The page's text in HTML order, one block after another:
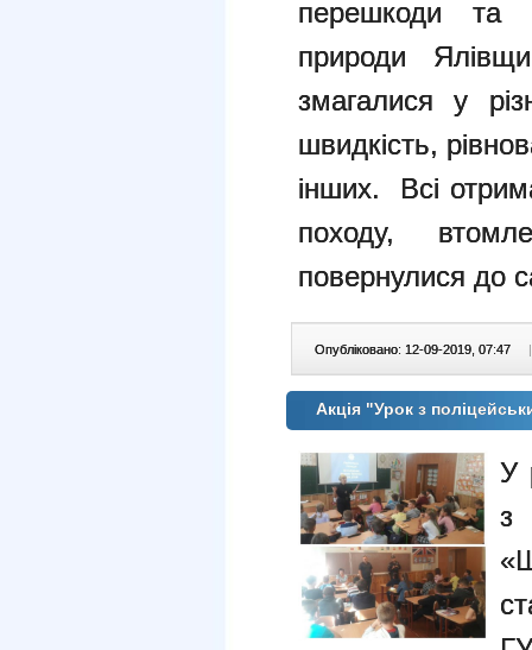
перешкоди та
природи
змагалися у
швидкість,
інших. Всі
походу,
повернулися до
Опубліковано: 12-09-2019, 07:47 |
Акція "Урок з
У
з